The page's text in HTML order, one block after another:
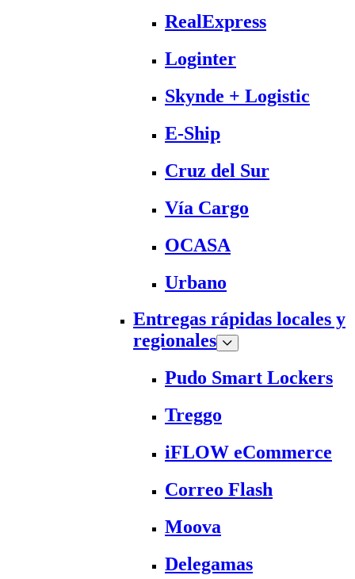
RealExpress
Loginter
Skynde + Logistic
E-Ship
Cruz del Sur
Vía Cargo
OCASA
Urbano
Entregas rápidas locales y
regionales
Pudo Smart Lockers
Treggo
iFLOW eCommerce
Correo Flash
Moova
Delegamas